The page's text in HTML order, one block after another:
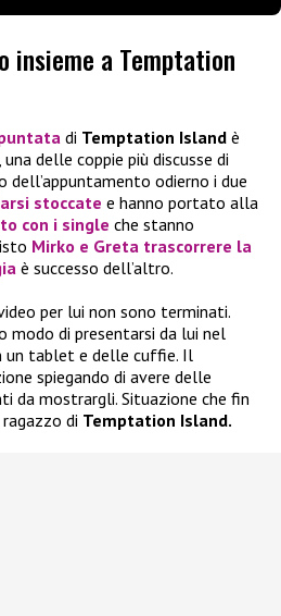
insieme a Temptation
di Temptation Island è
, una delle coppie più discusse di
dell’appuntamento odierno i due
stoccate e hanno portato alla
con i single che stanno
Mirko e Greta trascorrere la
è successo dell’altro.
per lui non sono terminati.
modo di presentarsi da lui nel
un tablet e delle cuffie. Il
spiegando di avere delle
da mostrargli. Situazione che fin
di Temptation Island.